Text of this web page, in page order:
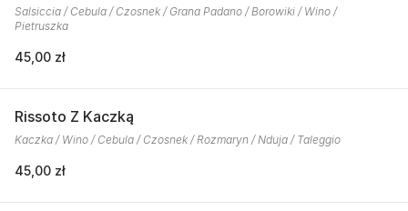
Salsiccia / Cebula / Czosnek / Grana Padano / Borowiki / Wino /
Pietruszka
45,00 zł
Rissoto Z Kaczką
Kaczka / Wino / Cebula / Czosnek / Rozmaryn / Nduja / Taleggio
45,00 zł